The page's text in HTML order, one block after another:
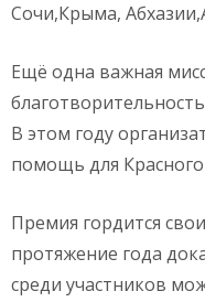
Сочи,Крыма,
Ещё одна важная
В этом году
помощь для
Премия гордится
протяжение года
среди участников